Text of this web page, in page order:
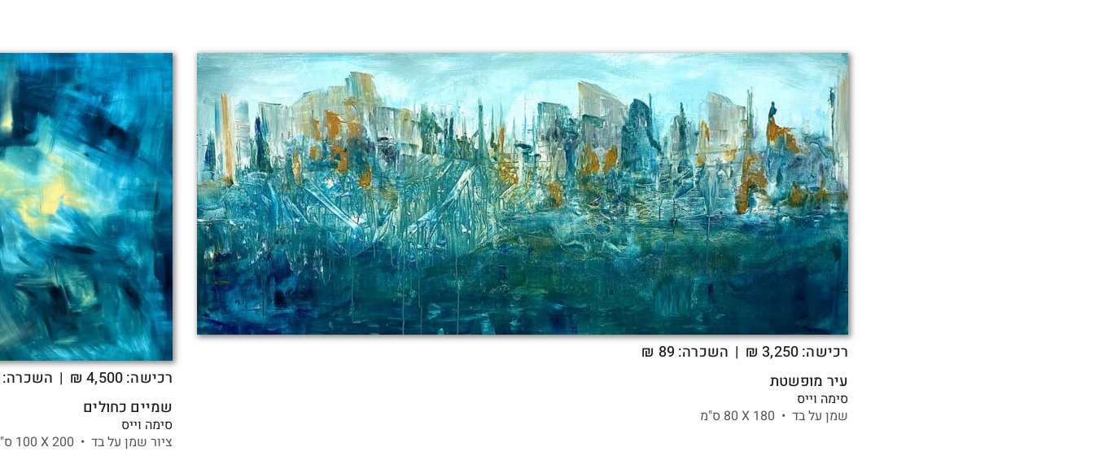
רכישה: ₪ 3,250
| השכרה: 89 ₪
עיר מופשטת
סימה וייס
שמן על בד • 180 X 80 ס"מ
רכישה: ₪ 4,500
| השכרה: 120
שמיים כחולים
סימה וייס
ציור שמן על בד • 200 X 100 ס"מ